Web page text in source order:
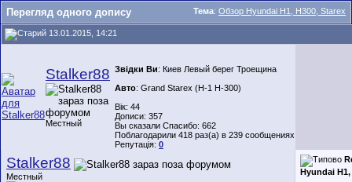
Тема: Обзор Hyundai H1, H300, Starex
Перегляд одного допису
13.01.2015, 14:21
Stalker88
Местный
Звідки Ви: Киев Левый берег Троещина
Авто: Grand Starex (H-1 H-300)
Вік: 44
Дописи: 357
Вы сказали Спасибо: 662
Поблагодарили 418 раз(а) в 239 сообщениях
Репутація: 0
Stalker88
Местный
Hyundai H1,